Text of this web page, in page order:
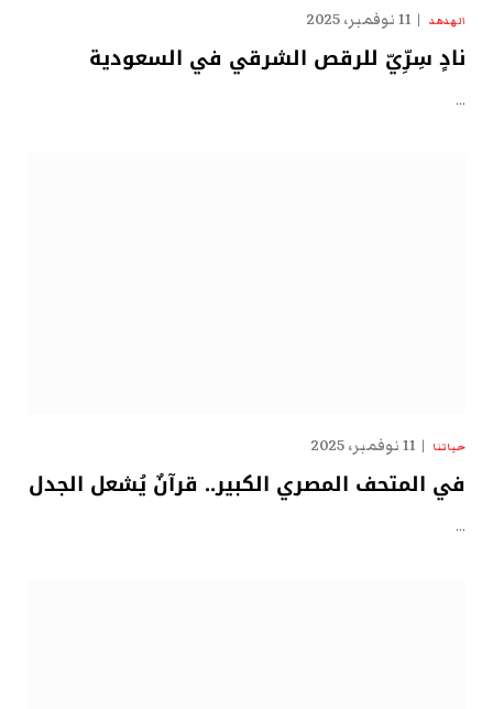
الهدهد 11 نوفمبر، 2025
نادٍ سِرِّيّ للرقص الشرقي في السعودية
…
حياتنا 11 نوفمبر، 2025
في المتحف المصري الكبير.. قرآنٌ يُشعل الجدل
…